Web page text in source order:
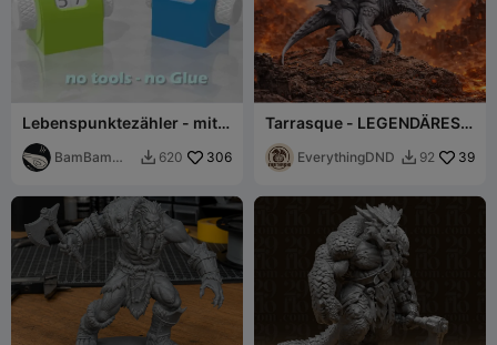
Lebenspunktezähler - mit
Schnappeffekt
BamBam
 620 306
Tarrasque - LEGENDÄRES
DND Monster
EverythingDND  92 39